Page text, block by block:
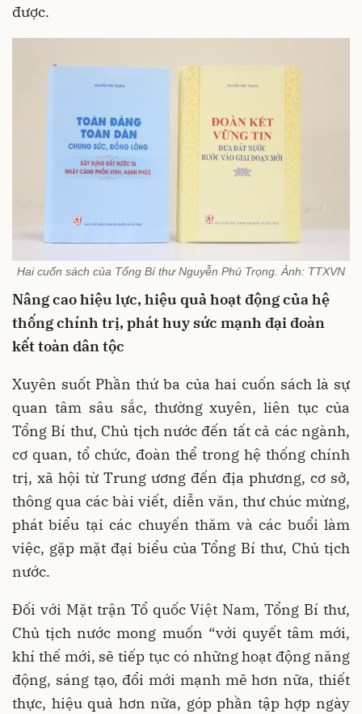
được.
Hai cuốn sách của Tổng Bí thư Nguyễn Phú Trọng. Ảnh: TTXVN
Nâng cao hiệu lực, hiệu quả hoạt động của hệ
thống chính trị, phát huy sức mạnh đại đoàn
kết toàn dân tộc
Xuyên suốt Phần thứ ba của hai cuốn sách là sự
quan tâm sâu sắc, thường xuyên, liên tục của
Tổng Bí thư, Chủ tịch nước đến tất cả các ngành,
cơ quan, tổ chức, đoàn thể trong hệ thống chính
trị, xã hội từ Trung ương đến địa phương, cơ sở,
thông qua các bài viết, diễn văn, thư chúc mừng,
phát biểu tại các chuyến thăm và các buổi làm
việc, gặp mặt đại biểu của Tổng Bí thư, Chủ tịch
nước.
Đối với Mặt trận Tổ quốc Việt Nam, Tổng Bí thư,
Chủ tịch nước mong muốn “với quyết tâm mới,
khí thế mới, sẽ tiếp tục có những hoạt động năng
động, sáng tạo, đổi mới mạnh mẽ hơn nữa, thiết
thực, hiệu quả hơn nữa, góp phần tập hợp ngày